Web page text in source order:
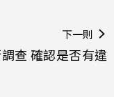
下一則
查 確認是否有違